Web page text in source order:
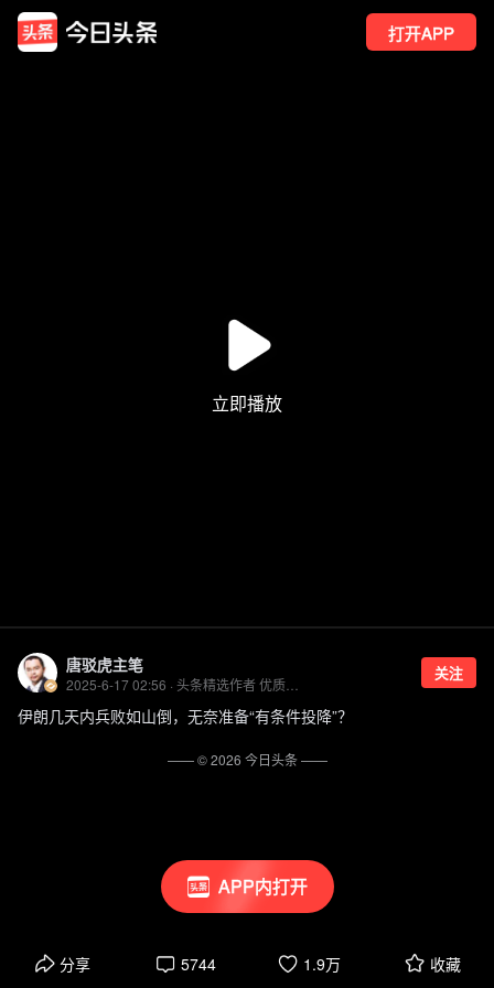
打开APP
APP内打开
唐驳虎主笔 关注
伊朗几天内兵败如山倒，无奈准备“有条件投降”？
分享 5744 1.9万 收藏
—— ©2026 今日头条——